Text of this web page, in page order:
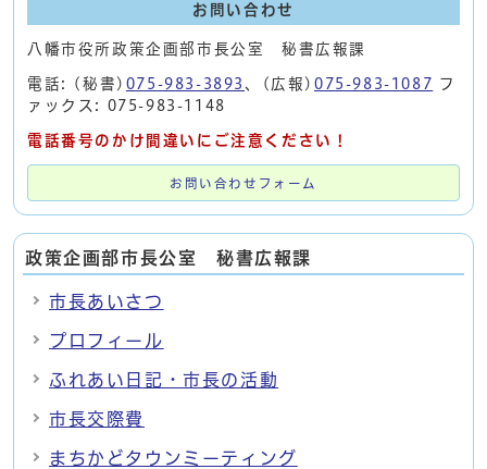
お問い合わせ
八幡市役所政策企画部市長公室 秘書広報課
電話: (秘書) 075-983-3893 、(広報)075-983-1087 フ
ァックス: 075-983-1148
電話番号のかけ間違いにご注意ください！
お問い合わせフォーム
政策企画部市長公室 秘書広報課
市長あいさつ
プロフィール
ふれあい日記・市長の活動
市長交際費
まちかどタウンミーティング